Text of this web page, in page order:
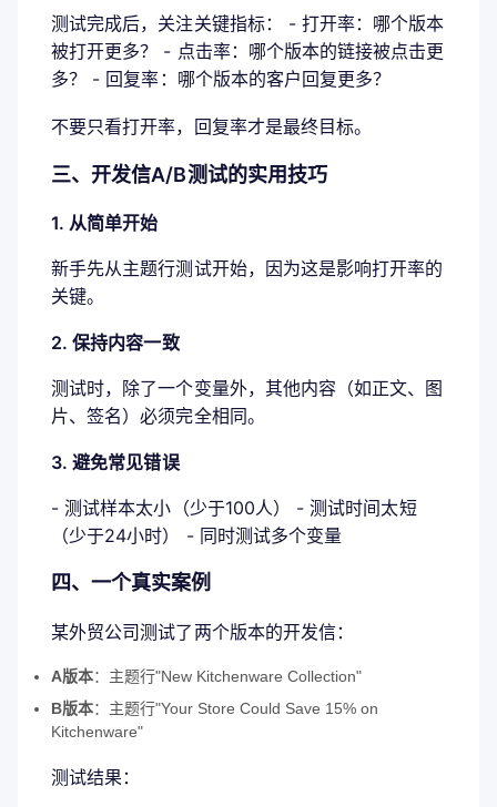
测试完成后，关注关键指标： - 打开率：哪个版本
被打开更多？ - 点击率：哪个版本的链接被点击更
多？ - 回复率：哪个版本的客户回复更多？
不要只看打开率，回复率才是最终目标。
三、开发信A/B测试的实用技巧
1. 从简单开始
新手先从主题行测试开始，因为这是影响打开率的
关键。
2. 保持内容一致
测试时，除了一个变量外，其他内容（如正文、图
片、签名）必须完全相同。
3. 避免常见错误
- 测试样本太小（少于100人） - 测试时间太短
（少于24小时） - 同时测试多个变量
四、一个真实案例
某外贸公司测试了两个版本的开发信：
A版本：主题行"New Kitchenware Collection"
B版本：主题行"Your Store Could Save 15% on
Kitchenware"
测试结果：